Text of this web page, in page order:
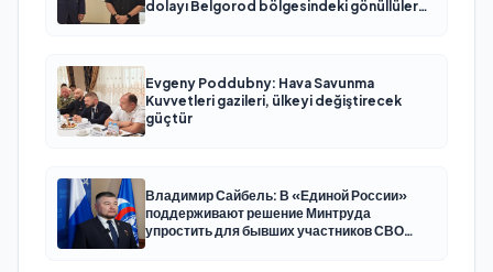
dolayı Belgorod bölgesindeki gönüllülere
Evgeny Poddubny: Hava Savunma
Kuvvetleri gazileri, ülkeyi değiştirecek
güçtür
Владимир Сайбель: В «Единой России»
поддерживают решение Минтруда
упростить для бывших участников СВО